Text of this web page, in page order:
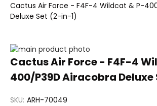
Cactus Air Force - F4F-4 Wildcat & P-
Deluxe Set (2-in-1)
Cactus Air Force - F4F-4
400/P39D Airacobra
SKU ARH-70049
Hoppa
till
av
Hoppa
början
bildgalleriet